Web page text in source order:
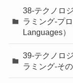
38-テクノロ
ラミング-プ
Languages）
39-テクノロ
ラミング-そ